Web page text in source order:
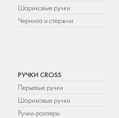
Шариковые ручки
Чернила и стержни
РУЧКИ CROSS
Перьевые ручки
Шариковые ручки
Ручки-роллеры